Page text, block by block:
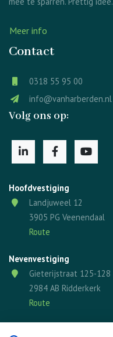
Meer info
Contact
0318 55 95 00
info@vanharberden.nl
Volg ons op:
Hoofdvestiging
Landjuweel 12
3905 PG Veenendaal
Route
Nevenvestiging
Gieterijstraat 125-128
2984 AB Ridderkerk
Route